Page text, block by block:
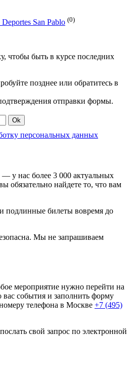
San Pablo (0)
чтобы быть в курсе последних
позднее или обратитесь в
отправки формы.
Ok
персональных данных
у нас более 3 000 актуальных
обязательно найдете то, что вам
подлинные билеты вовремя до
Мы не запрашиваем
мероприятие нужно перейти на
события и заполнить форму
телефона в Москве +7 (495)
свой запрос по электронной